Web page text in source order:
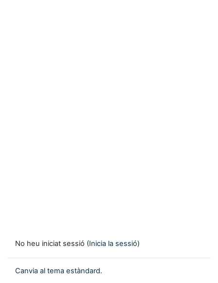
No heu iniciat sessió (Inicia la sessió)
Canvia al tema estàndard.